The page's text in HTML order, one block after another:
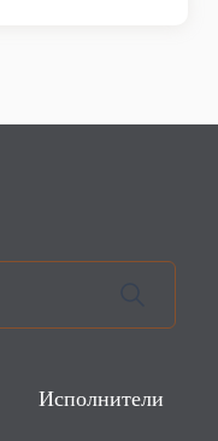
Исполнители